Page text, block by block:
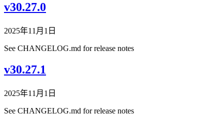
v30.27.0
2025年11月1日
See CHANGELOG.md for release notes
v30.27.1
2025年11月1日
See CHANGELOG.md for release notes